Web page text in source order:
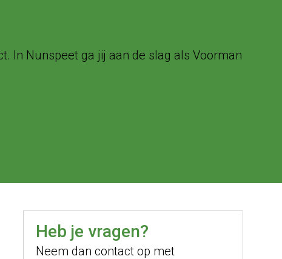
In Nunspeet ga jij aan de slag als Voorman
Heb je vragen?
Neem dan contact op met